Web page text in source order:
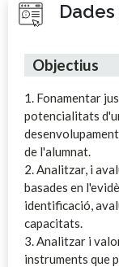
Objectius
1. Fonamentar
potencialitats
de l'alumnat.
2. Analitzar, i
basades en
identificació,
capacitats.
3. Analitzar i
instruments que